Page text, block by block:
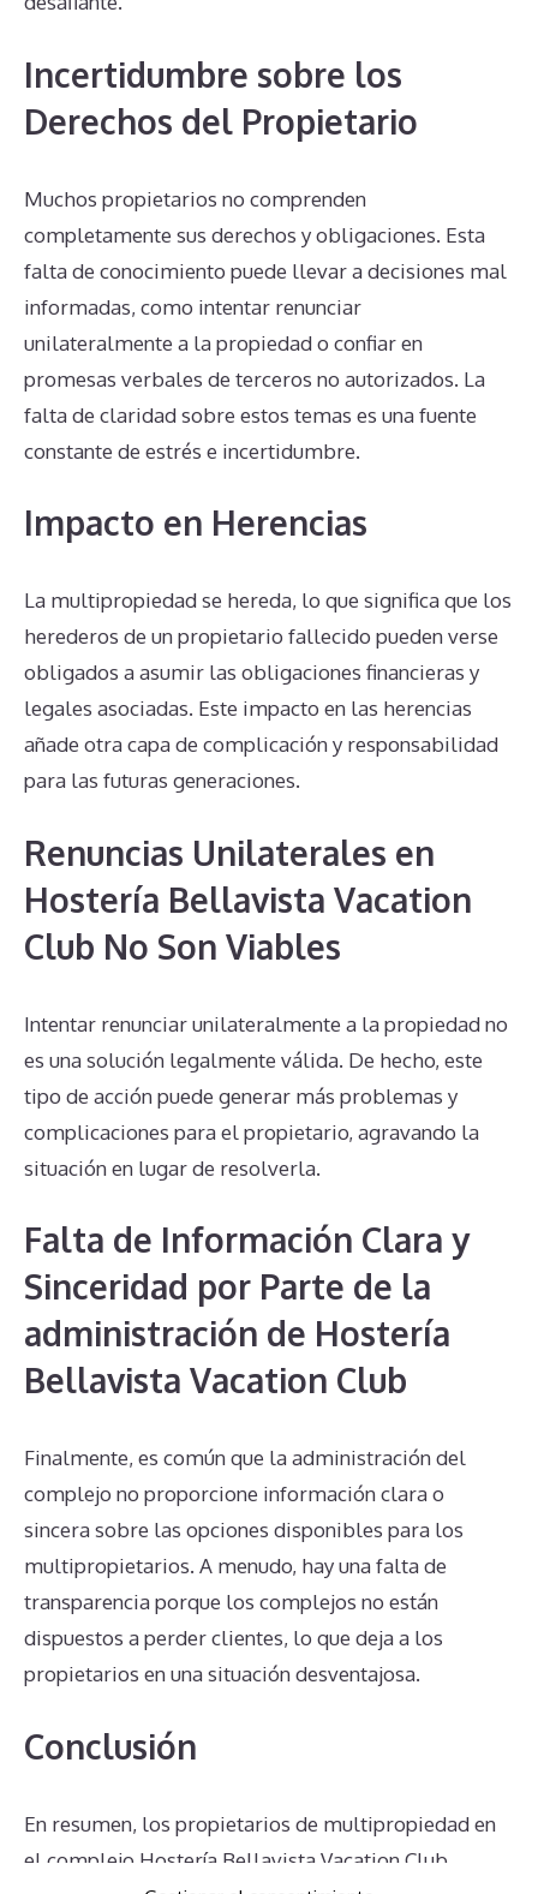
Incertidumbre sobre los
Derechos del Propietario
Muchos propietarios no comprenden
completamente sus derechos y obligaciones. Esta
falta de conocimiento puede llevar a decisiones mal
informadas, como intentar renunciar
unilateralmente a la propiedad o confiar en
promesas verbales de terceros no autorizados. La
falta de claridad sobre estos temas es una fuente
constante de estrés e incertidumbre.
Impacto en Herencias
La multipropiedad se hereda, lo que significa que los
herederos de un propietario fallecido pueden verse
obligados a asumir las obligaciones financieras y
legales asociadas. Este impacto en las herencias
añade otra capa de complicación y responsabilidad
para las futuras generaciones.
Renuncias Unilaterales en
Hostería Bellavista Vacation
Club No Son Viables
Intentar renunciar unilateralmente a la propiedad no
es una solución legalmente válida. De hecho, este
tipo de acción puede generar más problemas y
complicaciones para el propietario, agravando la
situación en lugar de resolverla.
Falta de Información Clara y
Sinceridad por Parte de la
administración de Hostería
Bellavista Vacation Club
Finalmente, es común que la administración del
complejo no proporcione información clara o
sincera sobre las opciones disponibles para los
multipropietarios. A menudo, hay una falta de
transparencia porque los complejos no están
dispuestos a perder clientes, lo que deja a los
propietarios en una situación desventajosa.
Conclusión
En resumen, los propietarios de multipropiedad en
el complejo Hostería Bellavista Vacation Club